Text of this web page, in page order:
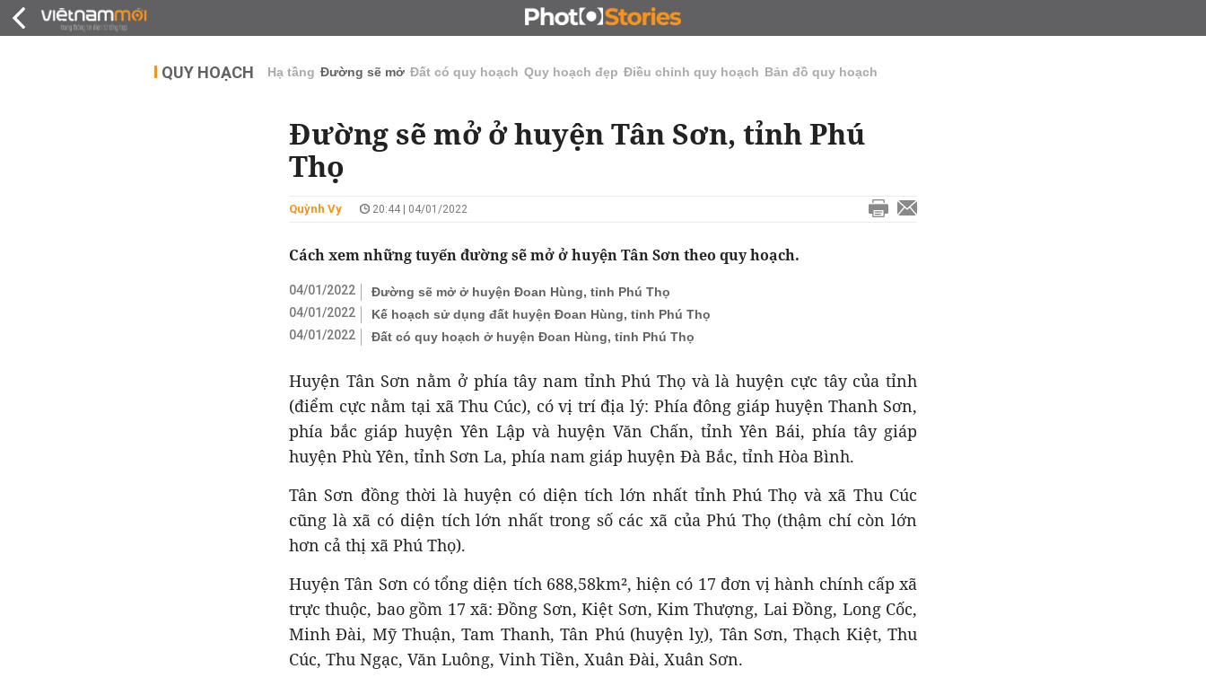
ĐẤU GIÁ - ĐẤU THẦU KINH DOANH
QUY HOẠCH Hạ tầng Đường sẽ mở Đất có quy hoạch Quy hoạch đẹp Điều chỉnh quy hoạch Bản đồ quy hoạch
Đường sẽ mở ở huyện Tân Sơn, tỉnh Phú
Thọ
Quỳnh Vy 20:44 | 04/01/2022
Cách xem những tuyến đường sẽ mở ở huyện Tân Sơn theo quy hoạch.
04/01/2022
Đường sẽ mở ở huyện Đoan Hùng, tỉnh Phú Thọ
04/01/2022
Kế hoạch sử dụng đất huyện Đoan Hùng, tỉnh Phú Thọ
04/01/2022
Đất có quy hoạch ở huyện Đoan Hùng, tỉnh Phú Thọ
Huyện Tân Sơn nằm ở phía tây nam tỉnh Phú Thọ và là huyện cực tây của tỉnh
(điểm cực nằm tại xã Thu Cúc), có vị trí địa lý: Phía đông giáp huyện Thanh Sơn,
phía bắc giáp huyện Yên Lập và huyện Văn Chấn, tỉnh Yên Bái, phía tây giáp
huyện Phù Yên, tỉnh Sơn La, phía nam giáp huyện Đà Bắc, tỉnh Hòa Bình.
Tân Sơn đồng thời là huyện có diện tích lớn nhất tỉnh Phú Thọ và xã Thu Cúc
cũng là xã có diện tích lớn nhất trong số các xã của Phú Thọ (thậm chí còn lớn
hơn cả thị xã Phú Thọ).
Huyện Tân Sơn có tổng diện tích 688,58km², hiện có 17 đơn vị hành chính cấp xã
trực thuộc, bao gồm 17 xã: Đồng Sơn, Kiệt Sơn, Kim Thượng, Lai Đồng, Long Cốc,
Minh Đài, Mỹ Thuận, Tam Thanh, Tân Phú (huyện lỵ), Tân Sơn, Thạch Kiệt, Thu
Cúc, Thu Ngạc, Văn Luông, Vinh Tiền, Xuân Đài, Xuân Sơn.